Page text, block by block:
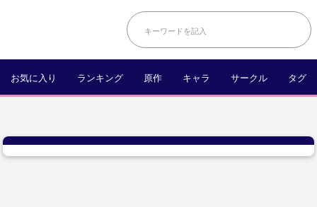
お気に入り ランキング 原作 キャラ サークル タグ